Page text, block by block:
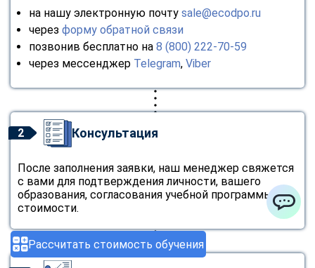
Рассчитать стоимость обучения
на нашу электронную почту sale@ecodpo.ru
через форму обратной связи
позвонив бесплатно на 8 (800) 222-70-59
через мессенджер Telegram, Viber
2 Консультация
После заполнения заявки, наш менеджер свяжется
с вами для подтверждения личности, вашего
образования, согласования учебной программы и
стоимости.